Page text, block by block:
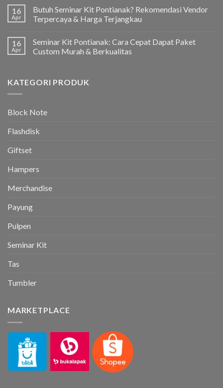
16
Apr
Butuh Seminar Kit Pontianak? Rekomendasi Vendor
Terpercaya & Harga Terjangkau
16
Apr
Seminar Kit Pontianak: Cara Cepat Dapat Paket
Custom Murah & Berkualitas
KATEGORI PRODUK
Block Note
Flashdisk
Giftset
Hampers
Merchandise
Payung
Pulpen
Seminar Kit
Tas
Tumbler
MARKETPLACE